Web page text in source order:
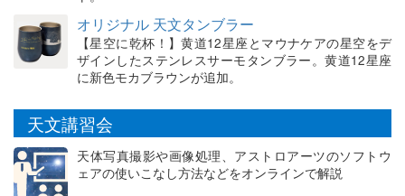
オリジナル 天文タンブラー
【星空に乾杯！】黄道12星座とマウナケアの星空をデ
ザインしたステンレスサーモタンブラー。黄道12星座
に新色モカブラウンが追加。
天文講習会
天体写真撮影や画像処理、アストロアーツのソフトウ
ェアの使いこなし方法などをオンラインで解説